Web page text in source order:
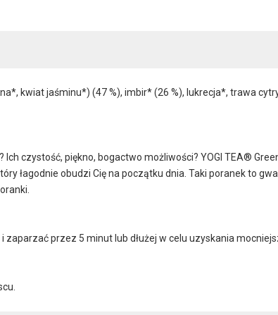
kwiat jaśminu*) (47 %), imbir* (26 %), lukrecja*, trawa
Ich czystość, piękno, bogactwo możliwości? YOGI TEA®
łagodnie obudzi Cię na początku dnia. Taki poranek to
przez 5 minut lub dłużej w celu uzyskania